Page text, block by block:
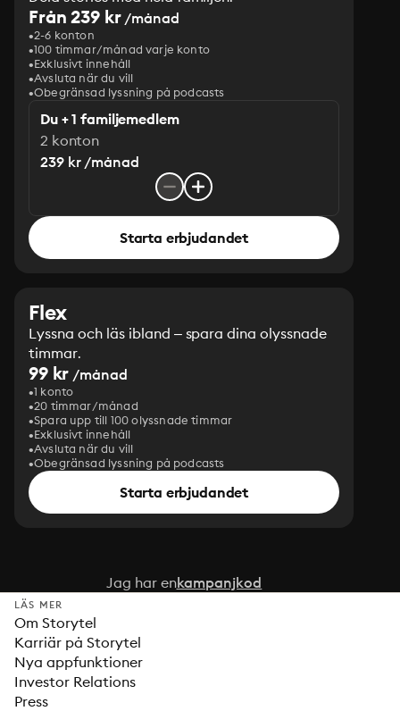
Från 239 kr/månad
2-6 konton
100 timmar/månad varje konto
Exklusivt innehåll
Avsluta när du vill
Obegränsad lyssning på podcasts
Du + 1 familjemedlem
2 konton
239 kr /månad
Starta erbjudandet
Flex
Lyssna och läs ibland – spara dina olyssnade
timmar.
99 kr /månad
1 konto
20 timmar/månad
Spara upp till 100 olyssnade timmar
Exklusivt innehåll
Avsluta när du vill
Obegränsad lyssning på podcasts
Starta erbjudandet
Jag har enkampanjkod
LÄS MER
Om Storytel
Karriär på Storytel
Nya appfunktioner
Investor Relations
Press